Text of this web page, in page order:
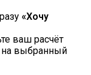
«Хочу
ваш расчёт
на выбранный